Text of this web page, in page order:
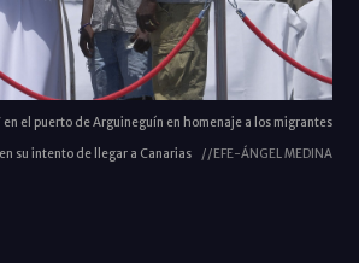
en el puerto de Arguineguín en homenaje a los migrantes
su intento de llegar a Canarias
//EFE-ÁNGEL MEDINA